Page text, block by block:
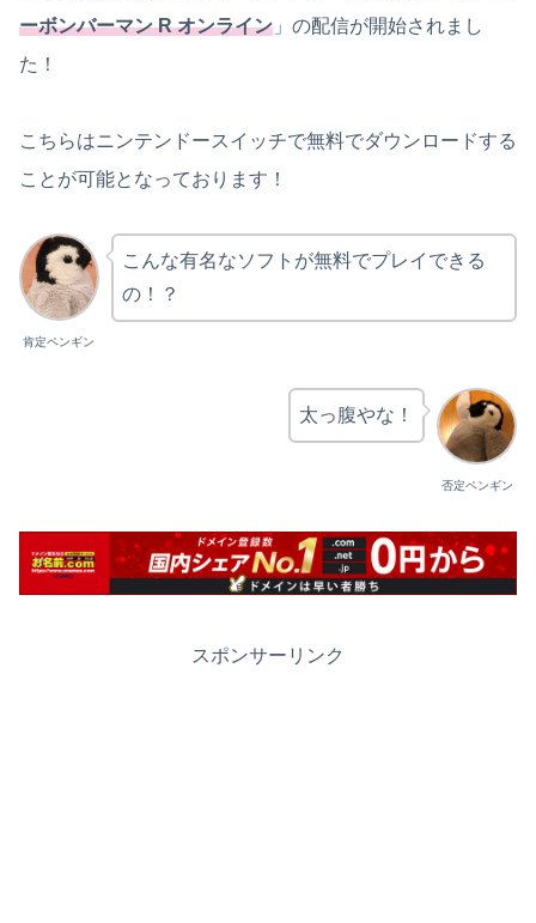
ーボンバーマン R オンライン 」の配信が開始されまし
た！
こちらはニンテンドースイッチで無料でダウンロードする
ことが可能となっております！
肯定ペンギン
こんな有名なソフトが無料でプレイできる
の！？
否定ペンギン
太っ腹やな！
スポンサーリンク